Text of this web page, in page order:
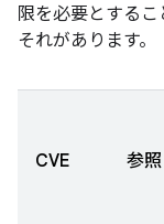
限を必要とする
それがあります。
CVE 参照